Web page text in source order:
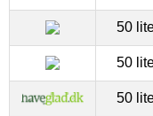
50
50
50